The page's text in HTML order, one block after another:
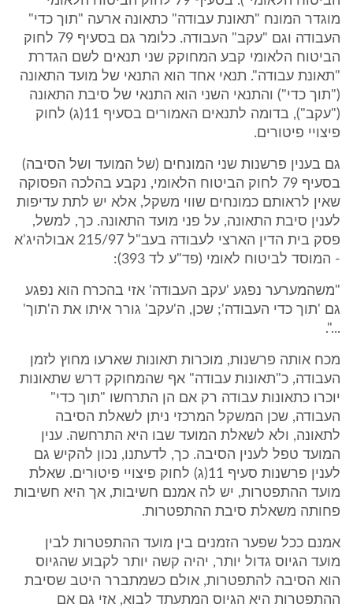
מוגדר המונח "תאונת עבודה" כתאונה ארעה "תוך כדי"
העבודה וגם "עקב" העבודה. כלומר גם בסעיף 79 לחוק
הביטוח הלאומי קבע המחוקק שני תנאים לשם הגדרת
"תאונת עבודה". תנאי אחד הוא התנאי של מועד התאונה
("תוך כדי") והתנאי השני הוא התנאי של סיבת התאונה
("עקב"), בדומה לתנאים האמורים בסעיף 11(ג) לחוק
פיצויי פיטורים.
גם בענין פרשנות שני המונחים (של המועד ושל הסיבה)
בסעיף 79 לחוק הביטוח הלאומי, נקבע בהלכה הפסוקה
שאין לראותם כמונחים שווי משקל, אלא יש לתת עדיפות
לענין סיבת התאונה, על פני מועד התאונה. כך, למשל,
פסק בית הדין הארצי לעבודה בעב"ל 215/97 אבולהיג'א
- המוסד לביטוח לאומי (פד"ע לד 393):
"משהמערער נפגע 'עקב העבודה' אזי בהכרח הוא נפגע
גם 'תוך כדי העבודה'; שכן, ה'עקב' גורר איתו את ה'תוך'
...".
מכח אותה פרשנות, מוכרות תאונות שארעו מחוץ לזמן
העבודה, כ"תאונות עבודה" אף שהמחוקק דרש שתאונות
יוכרו כתאונות עבודה רק אם הן התרחשו "תוך כדי"
העבודה, שכן המשקל המרכזי ניתן לשאלת הסיבה
לתאונה, ולא לשאלת המועד שבו היא התרחשה. ענין
המועד טפל לענין הסיבה. כך, לדעתנו, נכון להקיש גם
לענין פרשנות סעיף 11(ג) לחוק פיצויי פיטורים. שאלת
מועד ההתפטרות, יש לה אמנם חשיבות, אך היא חשיבות
פחותה משאלת סיבת ההתפטרות.
אמנם ככל שפער הזמנים בין מועד ההתפטרות לבין
מועד הגיוס גדול יותר, יהיה קשה יותר לקבוע שהגיוס
הוא הסיבה להתפטרות, אולם כשמתברר היטב שסיבת
ההתפטרות היא הגיוס המתעתד לבוא, אזי גם אם